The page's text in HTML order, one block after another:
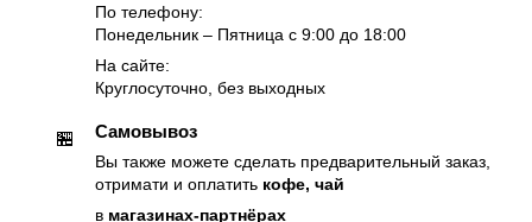
По телефону:
Понедельник – Пятница с 9:00 до 18:00
На сайте:
Круглосуточно, без выходных
🏪 Самовывоз
Вы также можете сделать предварительный заказ,
отримати и оплатить кофе, чай
в магазинах-партнёрах